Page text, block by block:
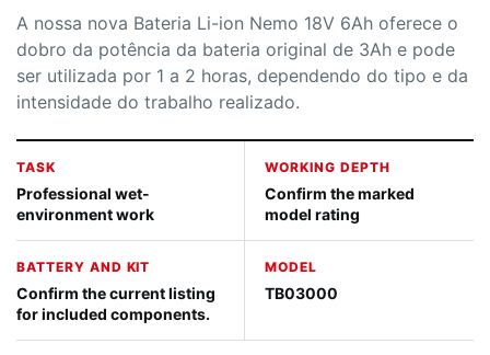
A nossa nova Bateria Li-ion Nemo 18V 6Ah oferece o
dobro da potência da bateria original de 3Ah e pode
ser utilizada por 1 a 2 horas, dependendo do tipo e da
intensidade do trabalho realizado.
TASK
Professional wet-
environment work
WORKING DEPTH
Confirm the marked
model rating
BATTERY AND KIT
Confirm the current listing
for included components.
MODEL
TB03000